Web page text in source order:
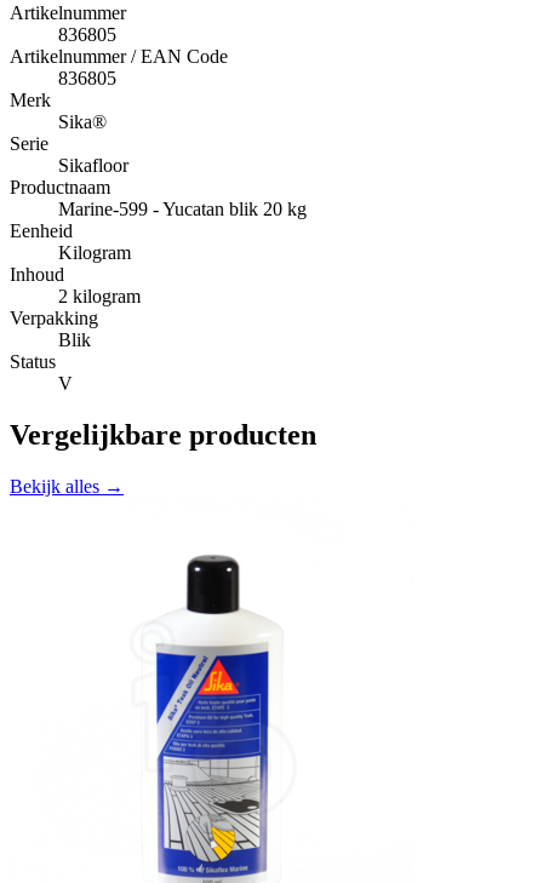
Artikelnummer
836805
Artikelnummer / EAN Code
836805
Merk
Sika®
Serie
Sikafloor
Productnaam
Marine-599 - Yucatan blik 20 kg
Eenheid
Kilogram
Inhoud
2 kilogram
Verpakking
Blik
Status
V
Vergelijkbare producten
Bekijk alles →